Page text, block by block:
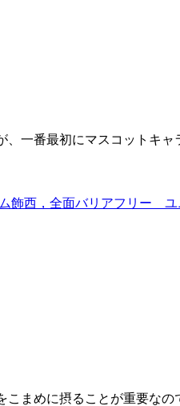
一番最初にマスコットキ
飾西，全面バリアフリー ユ
まめに摂ることが重要な